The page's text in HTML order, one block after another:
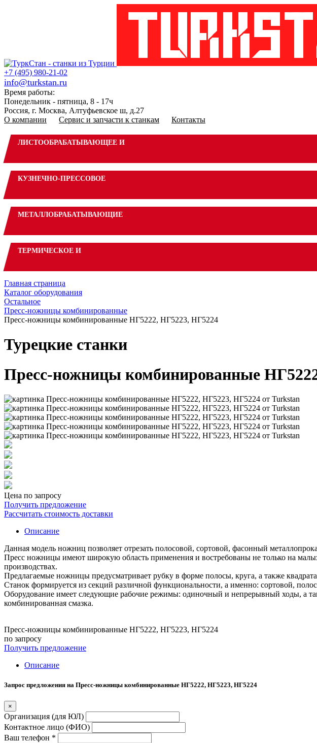
+7 (495) 980-21-02
info@turkstan.ru
Время работы:
Понедельник - пятница, 8 - 17ч
Россия, г. Москва, Алтуфьевское ш, д.27
О компании
Сервис и запчасти к станкам Контакты
ЛИСТООБРАБАТЫВАЮЩЕЕ И
КУЗНЕЧНО-ПРЕССОВОЕ
МЕТАЛЛОБРАБАТЫВАЮЩИЕ
ТЕРМИЧЕСКОЕ И
Главная страница
Каталог оборудования
Остальное
Пресс-ножницы комбинированные
Пресс-ножницы комбинированные НГ5222, НГ5223, НГ5224
Турецкие станки
Пресс-ножницы комбинированные
Цена по запросу
Получить предложение
Рассчитать стоимость доставки
Описание
Данная модель ножниц позволяет отрезать полосовой, сортовой, фасонный
Пресс ножницы имеют широкую область применения и востребованы не только на
производствах.
Предлагаемые ножницы предусматривает рубку в форме полосы, круга, а также
Станок формируется из секций различной функциональности, а именно: сортовой,
Оборудование имеет следующие рабочие режимы: одиночный и непрерывный ходы, а
комбинированная смазка.
Пресс-ножницы комбинированные НГ5222, НГ5223, НГ5224
по запросу
Получить предложение
Описание
Запрос предложения на Пресс-ножницы комбинированные НГ5222, НГ5223, НГ5224
×
Организация (для ЮЛ)
Контактное лицо (ФИО)
Ваш телефон *